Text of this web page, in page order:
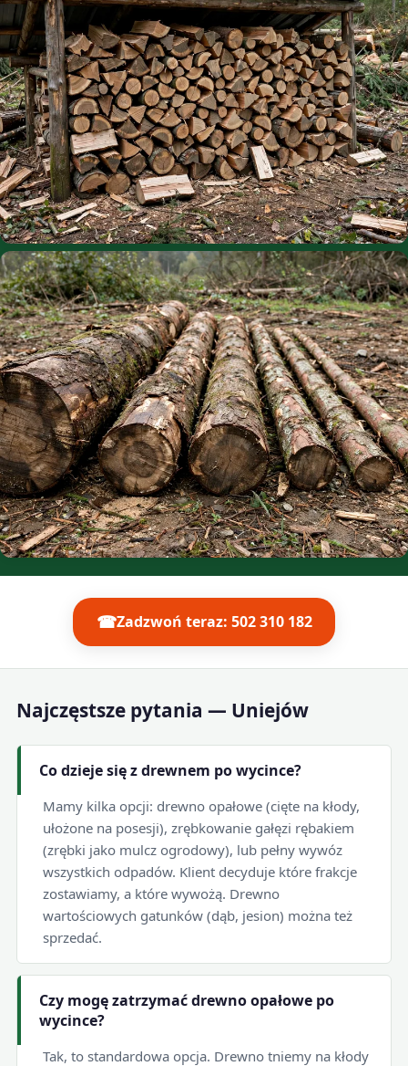
☎Zadzwoń teraz: 502 310 182
Najczęstsze pytania — Uniejów
Co dzieje się z drewnem po wycince?
Mamy kilka opcji: drewno opałowe (cięte na kłody,
ułożone na posesji), zrębkowanie gałęzi rębakiem
(zrębki jako mulcz ogrodowy), lub pełny wywóz
wszystkich odpadów. Klient decyduje które frakcje
zostawiamy, a które wywożą. Drewno
wartościowych gatunków (dąb, jesion) można też
sprzedać.
Czy mogę zatrzymać drewno opałowe po
wycince?
Tak, to standardowa opcja. Drewno tniemy na kłody